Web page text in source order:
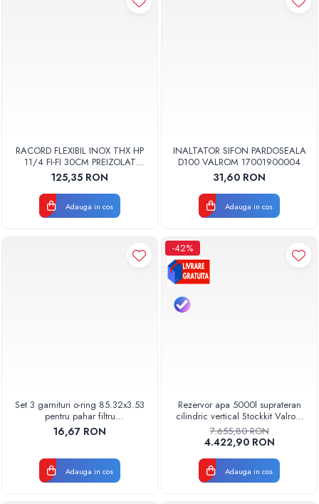
RACORD FLEXIBIL INOX THX HP
11/4 FI-FI 30CM PREIZOLAT
PENTRU POMPA DE CALDURA -
THX
125,35 RON
Adauga in cos
INALTATOR SIFON PARDOSEALA
D100 VALROM 17001900004
31,60 RON
Adauga in cos
Set 3 garnituri o-ring 85.32x3.53
pentru pahar filtru
AQUA06030000000
16,67 RON
Adauga in cos
-42%
Rezervor apa 5000l suprateran
cilindric vertical Stockkit Valrom
49020150000
7.655,80 RON
4.422,90 RON
Adauga in cos